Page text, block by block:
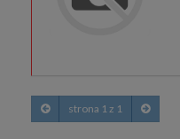
strona 1 z 1